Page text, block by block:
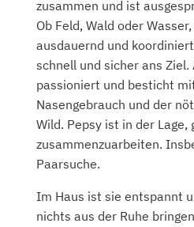
zusammen und ist
Ob Feld, Wald oder
ausdauernd und
schnell und sicher ans Ziel.
passioniert und besticht
Nasengebrauch und der
Wild. Pepsy ist in der Lage,
zusammenzuarbeiten.
Paarsuche.
Im Haus ist sie entspannt
nichts aus der Ruhe